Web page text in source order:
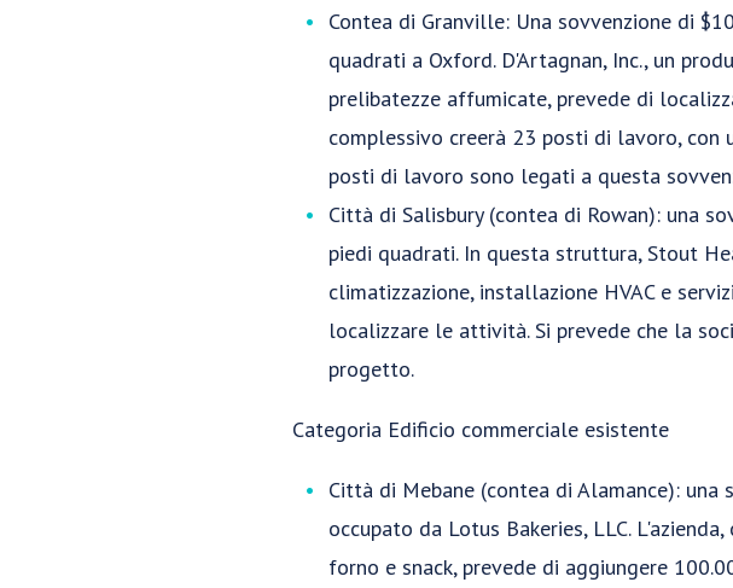
Contea di Granville: Una sovvenzione di
quadrati a Oxford. D'Artagnan, Inc., un
prelibatezze affumicate, prevede di
complessivo creerà 23 posti di lavoro,
posti di lavoro sono legati a questa
Città di Salisbury (contea di Rowan): una
piedi quadrati. In questa struttura, Stout
climatizzazione, installazione HVAC e
localizzare le attività. Si prevede che la
progetto.
Categoria Edificio commerciale esistente
Città di Mebane (contea di Alamance):
occupato da Lotus Bakeries, LLC.
forno e snack, prevede di aggiungere